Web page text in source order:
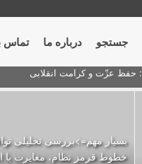
جستجو درباره ما تماس
بسیار مهم=>بررسی تحلیلی
خطوط قرمز نظام، مغایرت